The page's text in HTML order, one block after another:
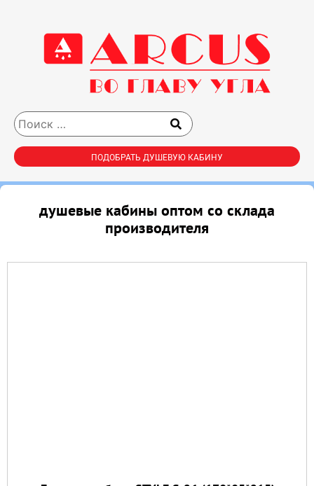
ПОДОБРАТЬ ДУШЕВУЮ КАБИНУ
душевые кабины оптом со склада
производителя